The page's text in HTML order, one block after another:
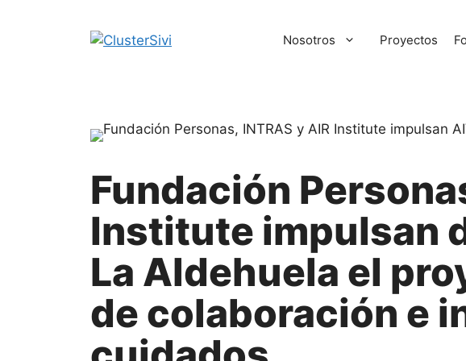
Nosotros Proyectos
Fundación
Institute impulsan
La Aldehuela el
de colaboración e